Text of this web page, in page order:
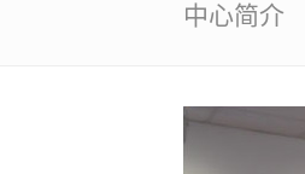
中心简介